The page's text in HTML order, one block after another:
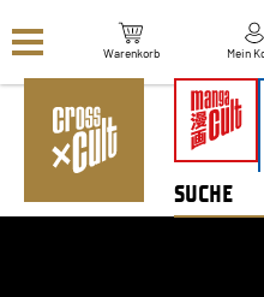
Warenkorb Mein